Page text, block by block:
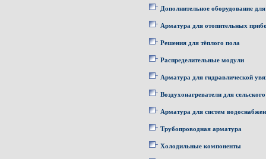
Дополнительное оборудование
Арматура для отопительных
Решения для тёплого пола
Распределительные модули
Арматура для гидравлической
Воздухонагреватели для
Арматура для систем
Трубопроводная арматура
Холодильные компоненты